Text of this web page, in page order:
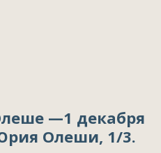
—1 декабря
Олеши, 1/3.